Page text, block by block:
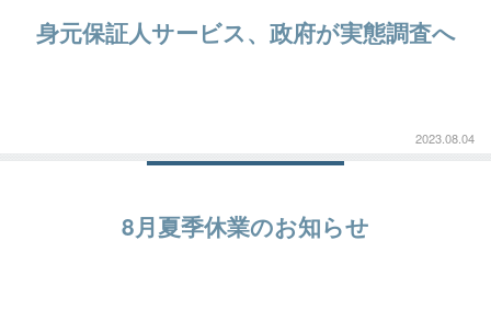
身元保証人サービス、政府が実態調査へ
2023.08.04
8月夏季休業のお知らせ